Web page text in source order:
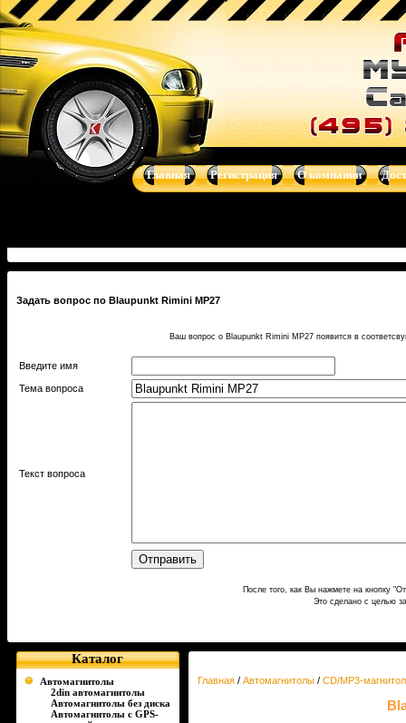
Купить Blaupunkt Rimini MP27 - CD/MP3-магнитолы -
магнитолы, навигационные системы от Clarion, Mystery, Kicker,
Главная Регистрация О компании
Задать вопрос по Blaupunkt Rimini MP27
Ваш вопрос о Blaupunkt Rimini MP27 появится в
Введите имя
Тема вопроса
Текст вопроса
После того, как Вы нажмете на кнопку
Это сделано с целью
Каталог
Автомагнитолы
2din автомагнитолы
Автомагнитолы без диска
Автомагнитолы с GPS-
Главная / Автомагнитолы / CD/MP3-